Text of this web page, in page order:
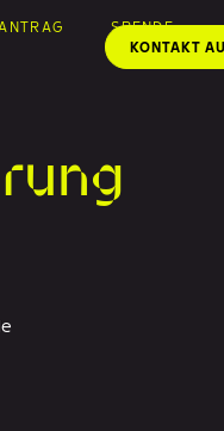
SPENDE
KONTAKT